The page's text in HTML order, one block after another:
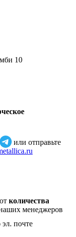
10
или отправьте
количества
менеджеров
почте